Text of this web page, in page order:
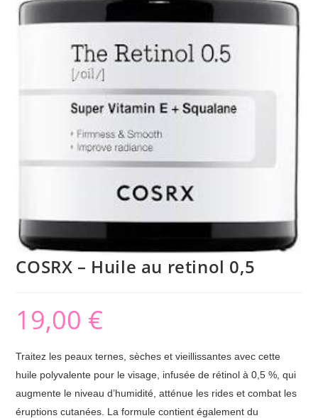
COSRX – Huile au retinol 0,5
19,00 €
Traitez les peaux ternes, sèches et vieillissantes avec cette
huile polyvalente pour le visage, infusée de rétinol à 0,5 %, qui
augmente le niveau d’humidité, atténue les rides et combat les
éruptions cutanées. La formule contient également du